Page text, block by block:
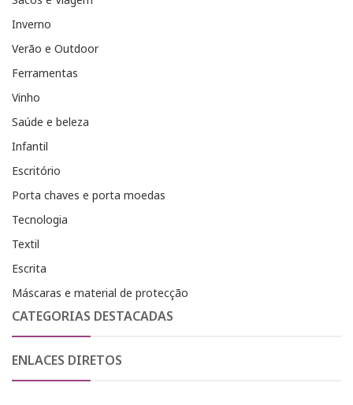
Inverno
Verão e Outdoor
Ferramentas
Vinho
Saúde e beleza
Infantil
Escritório
Porta chaves e porta moedas
Tecnologia
Textil
Escrita
Máscaras e material de protecção
CATEGORIAS DESTACADAS
ENLACES DIRETOS